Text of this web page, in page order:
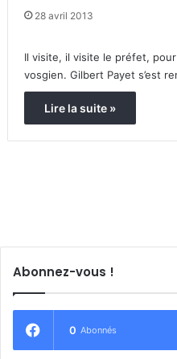
28 avril 2013
Il visite, il visite le préfet,
vosgien. Gilbert Payet s’est
Lire la suite »
Abonnez-vous !
0 Abonnés